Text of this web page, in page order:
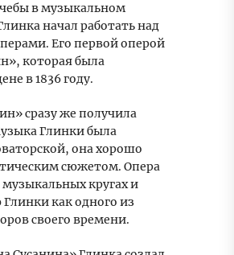
в музыкальном
начал работать над
Его первой оперой
которая была
в 1836 году.
сразу же получила
Глинки была
она хорошо
сюжетом. Опера
кругах и
как одного из
своего времени.